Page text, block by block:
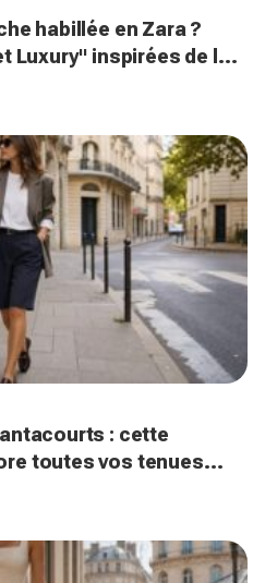
habillée en Zara ?
Luxury" inspirées de la
: cette
toutes vos tenues
looks chic et luxueux